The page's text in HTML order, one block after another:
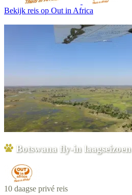
Bekijk reis op Out in Africa
Botswana fly-in laagseizoen
10 daagse privé reis